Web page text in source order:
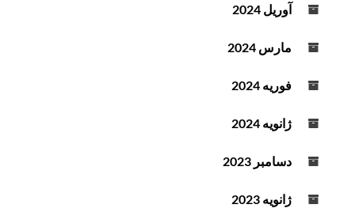
آوریل 2024
مارس 2024
فوریه 2024
ژانویه 2024
دسامبر 2023
ژانویه 2023